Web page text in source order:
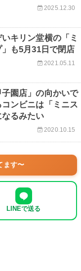
2025.12.30
キリン堂横の「ミ
も5月31日で閉店
2021.05.11
子園店」の向かいで
ンビニは「ミニス
なるみたい
2020.10.15
ます〜
LINEで送る